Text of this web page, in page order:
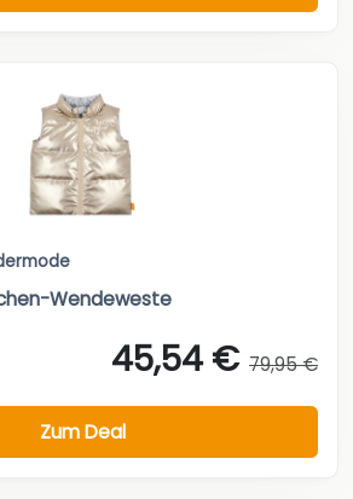
Wendeweste
45,54 € 79,95 €
Zum Deal